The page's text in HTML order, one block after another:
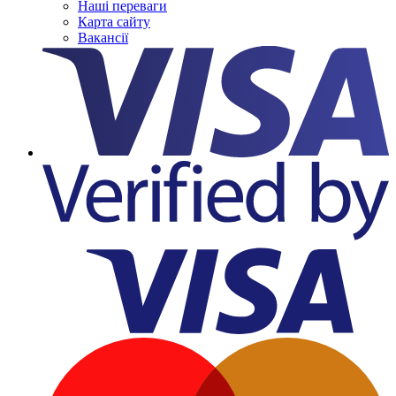
Наші переваги
Карта сайту
Вакансії